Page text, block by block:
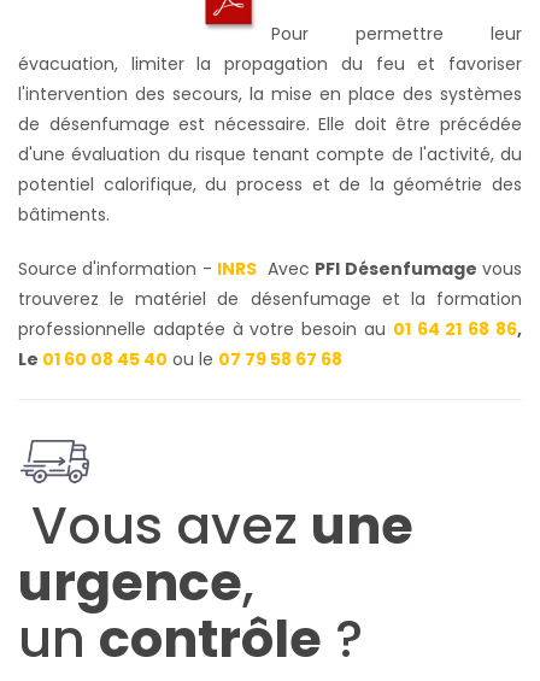
Pour permettre leur
évacuation, limiter la propagation du feu et favoriser
l'intervention des secours, la mise en place des systèmes
de désenfumage est nécessaire. Elle doit être précédée
d'une évaluation du risque tenant compte de l'activité, du
potentiel calorifique, du process et de la géométrie des
bâtiments.
Source d'information - INRS Avec PFI Désenfumage vous
trouverez le matériel de désenfumage et la formation
professionnelle adaptée à votre besoin au 01 64 21 68 86,
Le 01 60 08 45 40 ou le 07 79 58 67 68
Vous avez une
urgence,
un contrôle ?